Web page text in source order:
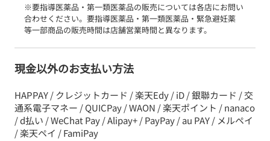
※要指導医薬品・第一類医薬品の販売については各店にお問い
合わせください。要指導医薬品・第一類医薬品・緊急避妊薬
等一部商品の販売時間は店舗営業時間と異なります。
現金以外のお支払い方法
HAPPAY / クレジットカード / 楽天Edy / iD / 銀聯カード / 交
通系電子マネー / QUICPay / WAON / 楽天ポイント / nanaco
/ d払い / WeChat Pay / Alipay+ / PayPay / au PAY / メルペイ
/ 楽天ペイ / FamiPay